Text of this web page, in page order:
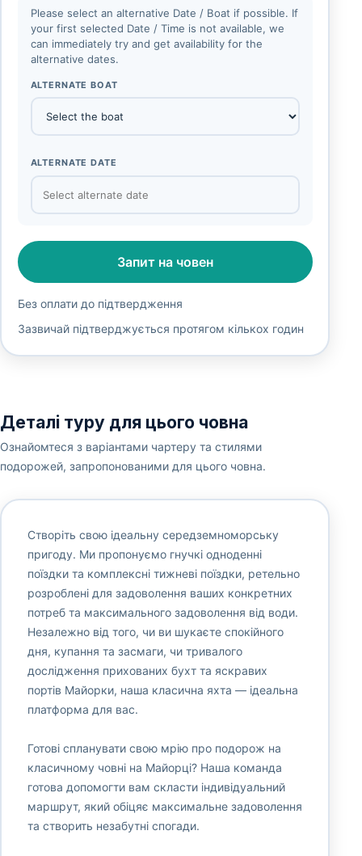
Please select an alternative Date / Boat if possible. If
your first selected Date / Time is not available, we
can immediately try and get availability for the
alternative dates.
ALTERNATE BOAT
ALTERNATE DATE
Запит на човен
Без оплати до підтвердження
Зазвичай підтверджується протягом кількох годин
Деталі туру для цього човна
Ознайомтеся з варіантами чартеру та стилями
подорожей, запропонованими для цього човна.
Створіть свою ідеальну середземноморську
пригоду. Ми пропонуємо гнучкі одноденні
поїздки та комплексні тижневі поїздки, ретельно
розроблені для задоволення ваших конкретних
потреб та максимального задоволення від води.
Незалежно від того, чи ви шукаєте спокійного
дня, купання та засмаги, чи тривалого
дослідження прихованих бухт та яскравих
портів Майорки, наша класична яхта — ідеальна
платформа для вас.
Готові спланувати свою мрію про подорож на
класичному човні на Майорці? Наша команда
готова допомогти вам скласти індивідуальний
маршрут, який обіцяє максимальне задоволення
та створить незабутні спогади.